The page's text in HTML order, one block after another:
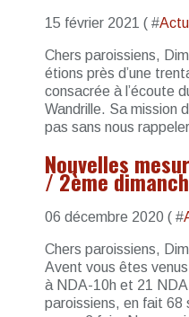
15 février 2021 ( #
Chers paroissiens,
étions près d’une
consacrée à l’écoute
Wandrille. Sa mission
pas sans nous
Nouvelles
/ 2ème
06 décembre 2020 ( #
Chers paroissiens,
Avent vous êtes
à NDA-10h et 21
paroissiens, en fait 68